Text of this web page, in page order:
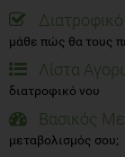
Διατροφικό
μάθε πώς θα τους
Λίστα
διατροφικό νου
Βασικός
μεταβολισμός σου;